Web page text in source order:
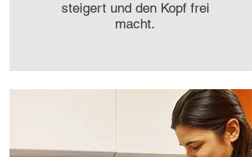
steigert und den Kopf frei
macht.